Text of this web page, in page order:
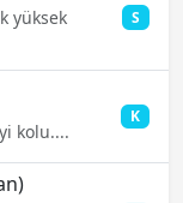
yüksek
S
kolu....
K